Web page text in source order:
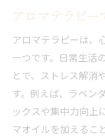
アロマテラピ
アロマテラピーは、
一つです。日常生活
とで、ストレス解消
す。例えば、ラベン
ックスや集中力向上
マオイルを加えるこ